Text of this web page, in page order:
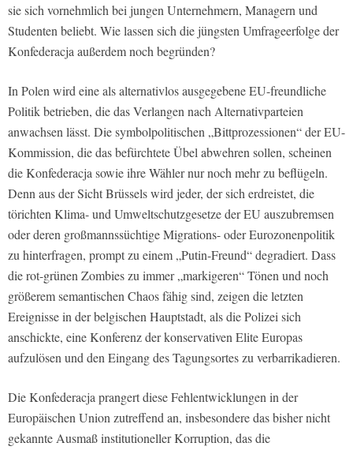
sie sich vornehmlich bei jungen Unternehmern, Managern und
Studenten beliebt. Wie lassen sich die jüngsten Umfrageerfolge der
Konfederacja außerdem noch begründen?
In Polen wird eine als alternativlos ausgegebene EU-freundliche
Politik betrieben, die das Verlangen nach Alternativparteien
anwachsen lässt. Die symbolpolitischen „Bittprozessionen“ der EU-
Kommission, die das befürchtete Übel abwehren sollen, scheinen
die Konfederacja sowie ihre Wähler nur noch mehr zu beflügeln.
Denn aus der Sicht Brüssels wird jeder, der sich erdreistet, die
törichten Klima- und Umweltschutzgesetze der EU auszubremsen
oder deren großmannssüchtige Migrations- oder Eurozonenpolitik
zu hinterfragen, prompt zu einem „Putin-Freund“ degradiert. Dass
die rot-grünen Zombies zu immer „markigeren“ Tönen und noch
größerem semantischen Chaos fähig sind, zeigen die letzten
Ereignisse in der belgischen Hauptstadt, als die Polizei sich
anschickte, eine Konferenz der konservativen Elite Europas
aufzulösen und den Eingang des Tagungsortes zu verbarrikadieren.
Die Konfederacja prangert diese Fehlentwicklungen in der
Europäischen Union zutreffend an, insbesondere das bisher nicht
gekannte Ausmaß institutioneller Korruption, das die